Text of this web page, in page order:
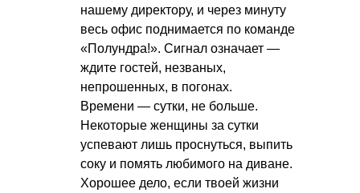
нашему директору, и через минуту
весь офис поднимается по команде
«Полундра!». Сигнал означает —
ждите гостей, незваных,
непрошенных, в погонах.
Времени — сутки, не больше.
Некоторые женщины за сутки
успевают лишь проснуться, выпить
соку и помять любимого на диване.
Хорошее дело, если твоей жизни